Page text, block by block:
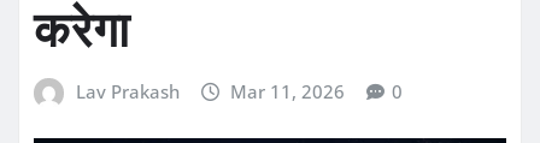
करेगा
Lav Prakash Mar 11, 2026 0